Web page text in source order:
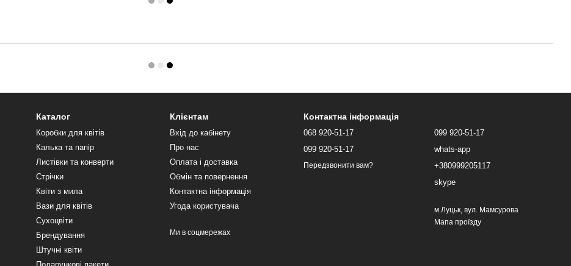
Каталог
Коробки для квітів
Калька та папір
Листівки та конверти
Стрічки
Квіти з мила
Вази для квітів
Сухоцвіти
Брендування
Штучні квіти
Клієнтам
Вхід до кабінету
Про нас
Оплата і доставка
Обмін та повернення
Контактна інформація
Угода користувача
Ми в соцмережах
Контактна інформація
068 920-51-17
099 920-51-17
Передзвонити вам?
099 920-51-17
whats-app
+380999205117
skype
м.Луцьк, вул. Мамсурова
Мапа проїзду